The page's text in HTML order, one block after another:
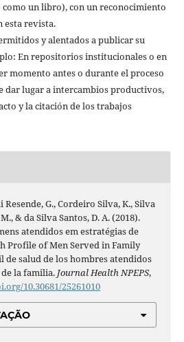
un libro), con un reconocimiento
esta revista.
y alentados a publicar su
En repositorios institucionales o en
momento antes o durante el proceso
dar lugar a intercambios productivos,
y la citación de los trabajos
Resende, G., Cordeiro Silva, K., Silva
& da Silva Santos, D. A. (2018).
atendidos em estratégias de
Profile of Men Served in Family
de salud de los hombres atendidos
la familia. Journal Health NPEPS,
10.30681/25261010